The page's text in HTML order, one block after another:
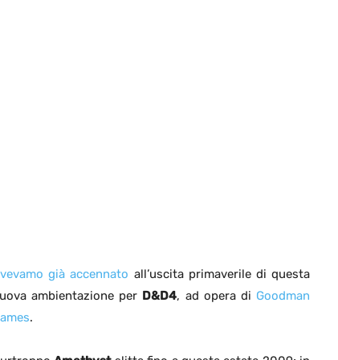
già accennato all’uscita primaverile di questa
ambientazione per D&D4, ad opera di Goodman
.